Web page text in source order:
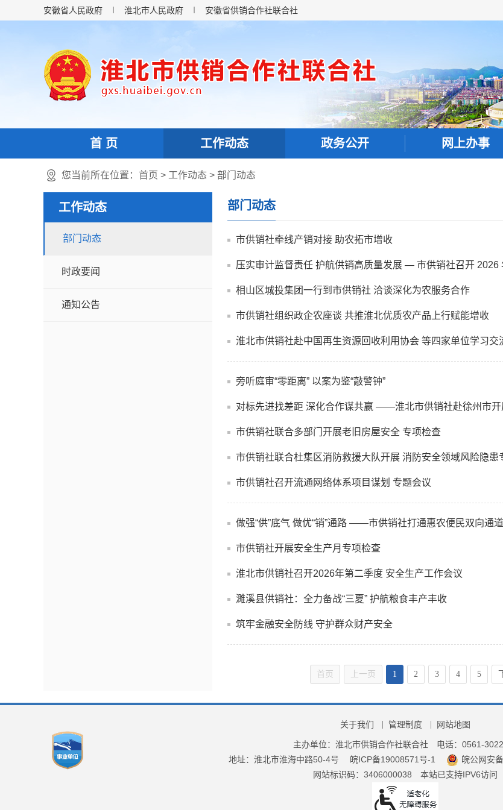
安徽省人民政府 淮北市人民政府 安徽省供销合作社联合社
首 页 工作动态 政务公开 网上办事
您当前所在位置： 首页 > 工作动态 > 部门动态
工作动态
部门动态
时政要闻
通知公告
部门动态
市供销社牵线产销对接 助农拓市增收
压实审计监督责任 护航供销高质量发展 — 市供销社召开 2026
相山区城投集团一行到市供销社 洽谈深化为农服务合作
市供销社组织政企农座谈 共推淮北优质农产品上行赋能增收
淮北市供销社赴中国再生资源回收利用协会 等四家单位学习交
旁听庭审“零距离” 以案为鉴“敲警钟”
对标先进找差距 深化合作谋共赢 ——淮北市供销社赴徐州市
市供销社联合多部门开展老旧房屋安全 专项检查
市供销社联合杜集区消防救援大队开展 消防安全领域风险隐患
市供销社召开流通网络体系项目谋划 专题会议
做强“供”底气 做优“销”通路 ——市供销社打通惠农便民双向通道
市供销社开展安全生产月专项检查
淮北市供销社召开2026年第二季度 安全生产工作会议
濉溪县供销社：全力备战“三夏” 护航粮食丰产丰收
筑牢金融安全防线 守护群众财产安全
首页 上一页 1 2 3 4 5
关于我们 管理制度 网站地图
主办单位：淮北市供销合作社联合社
电话：0561-
地址：淮北市淮海中路50-4号
皖ICP备19008571号-1
皖公网安
网站标识码：3406000038
本站已支持IPV6访问